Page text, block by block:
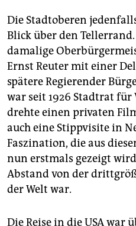
Die Stadtoberen
Blick über den
damalige
Ernst Reuter mit einer
spätere Regierender
war seit 1926 Stadtrat für
drehte einen privaten
auch eine Stippvisite in
Faszination, die aus
nun erstmals gezeigt
Abstand von der
der Welt war.
Die Reise in die USA war